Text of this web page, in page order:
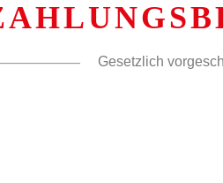
Gesetzlich